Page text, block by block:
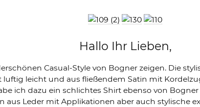
Hallo Ihr Lieben,
Casual-Style von Bogner zeigen. Die
luftig leicht und aus fließendem Satin mit
ich dazu ein schlichtes Shirt ebenso von
aus Leder mit Applikationen aber auch stylische